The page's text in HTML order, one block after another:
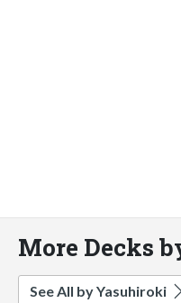
More Decks
See All by Yasuhiroki